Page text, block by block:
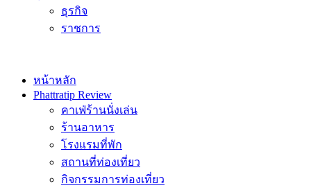
ธุรกิจ
ราชการ
หน้าหลัก
Phattratip Review
คาเฟ่ร้านนั่งเล่น
ร้านอาหาร
โรงแรมที่พัก
สถานที่ท่องเที่ยว
กิจกรรมการท่องเที่ยว